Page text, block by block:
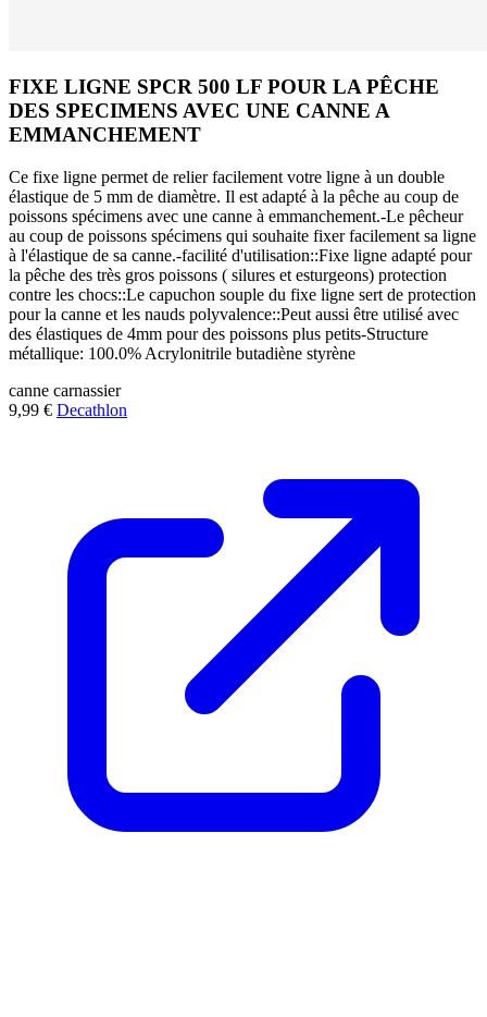
FIXE LIGNE SPCR 500 LF POUR LA PÊCHE
DES SPECIMENS AVEC UNE CANNE A
EMMANCHEMENT
Ce fixe ligne permet de relier facilement votre ligne à un double
élastique de 5 mm de diamètre. Il est adapté à la pêche au coup de
poissons spécimens avec une canne à emmanchement.-Le pêcheur
au coup de poissons spécimens qui souhaite fixer facilement sa ligne
à l'élastique de sa canne.-facilité d'utilisation::Fixe ligne adapté pour
la pêche des très gros poissons ( silures et esturgeons) protection
contre les chocs::Le capuchon souple du fixe ligne sert de protection
pour la canne et les nauds polyvalence::Peut aussi être utilisé avec
des élastiques de 4mm pour des poissons plus petits-Structure
métallique: 100.0% Acrylonitrile butadiène styrène
canne carnassier
9,99 € Decathlon